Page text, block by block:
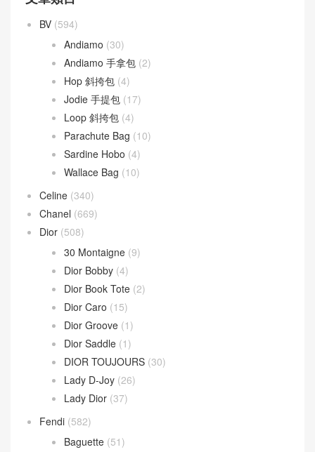
BV (594)
Andiamo (30)
Andiamo 手拿包 (2)
Hop 斜挎包 (4)
Jodie 手提包 (17)
Loop 斜挎包 (4)
Parachute Bag (10)
Sardine Hobo (4)
Wallace Bag (10)
Celine (340)
Chanel (669)
Dior (508)
30 Montaigne (9)
Dior Bobby (4)
Dior Book Tote (2)
Dior Caro (15)
Dior Groove (1)
Dior Saddle (1)
DIOR TOUJOURS (30)
Lady D-Joy (26)
Lady Dior (37)
Fendi (582)
Baguette (51)